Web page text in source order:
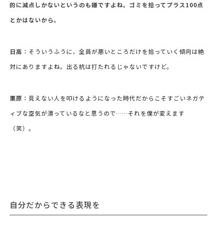
的に減点しかないというのも嫌ですよね。ゴミを拾ってプラス100点
とかはないから。
日高： そういうふうに、全員が悪いところだけを拾っていく傾向は絶
対にありますよね。出る杭は打たれるじゃないですけど。
栗原： 見えない人を叩けるようになった時代だからこそすごいネガテ
ィブな空気が漂っているなと思うので……それを僕が変えます
（笑）。
自分だからできる表現を